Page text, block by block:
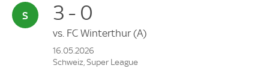
3 - 0
vs. FC Winterthur (A)
16.05.2026
Schweiz, Super League